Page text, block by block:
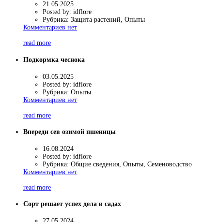
21.05.2025
Posted by: idflore
Рубрика: Защита растений, Опыты
Комментариев нет
read more
Подкормка чеснока
03.05.2025
Posted by: idflore
Рубрика: Опыты
Комментариев нет
read more
Впереди сев озимой пшеницы
16.08.2024
Posted by: idflore
Рубрика: Общие сведения, Опыты, Семеноводство
Комментариев нет
read more
Сорт решает успех дела в садах